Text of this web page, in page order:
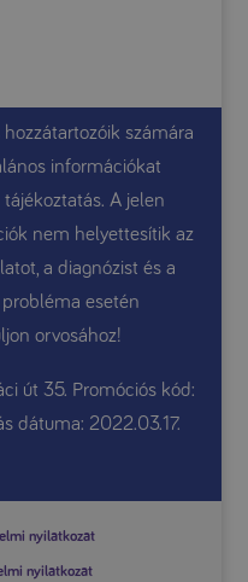
számára
információkat
A jelen
nem helyettesítik az
a diagnózist és a
probléma esetén
orvosához!
út 35. Promóciós kód:
dátuma: 2022.03.17.
nyilatkozat
nyilatkozat